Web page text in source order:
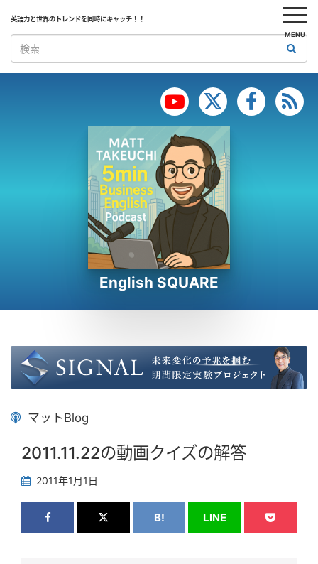
MENU
英語力と世界のトレンドを同時にキャッチ！！
English SQUARE
マットBlog
2011.11.22の動画クイズの解答
2011年1月1日
B! LINE